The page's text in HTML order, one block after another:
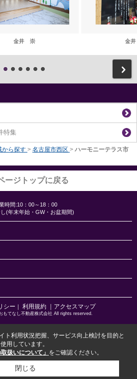
金井 崇 金
特集
から探す > 名古屋市西区 > ハーモニーテラス市
ージトップに戻る
時間:10：00～18：00
(年末年始・GW・お盆期間)
シー 利用規約 ｜アクセスマップ
もてなし不動産株式会社 All rights reserved.
ト利用状況把握、サービス向上検討を目的と
用しています。
扱いについて」 をご確認ください。
閉じる